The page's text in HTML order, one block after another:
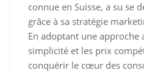
connue en Suisse, a su se
grâce à sa stratégie
En adoptant une approche
simplicité et les prix
conquérir le cœur des